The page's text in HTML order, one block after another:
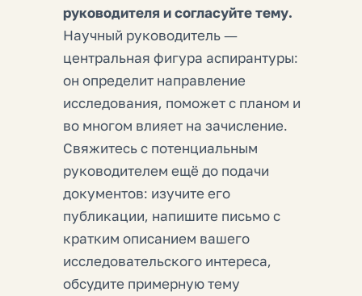
руководителя и согласуйте тему.
Научный руководитель —
центральная фигура аспирантуры:
он определит направление
исследования, поможет с планом и
во многом влияет на зачисление.
Свяжитесь с потенциальным
руководителем ещё до подачи
документов: изучите его
публикации, напишите письмо с
кратким описанием вашего
исследовательского интереса,
обсудите примерную тему